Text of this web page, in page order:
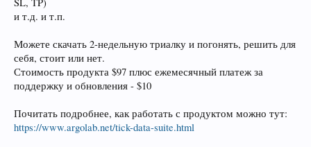
и т.д. и т.п.
Можете скачать 2-недельную триалку и погонять, решить для
себя, стоит или нет.
Стоимость продукта $97 плюс ежемесячный платеж за
поддержку и обновления - $10
Почитать подробнее, как работать с продуктом можно тут:
https://www.argolab.net/tick-data-suite.html